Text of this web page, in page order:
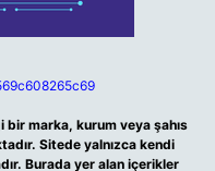
marka, kurum veya şahıs
Sitede yalnızca kendi
Burada yer alan içerikler